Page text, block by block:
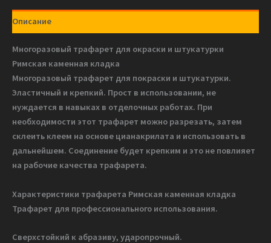
штукатурки
Римская
ПП
3мм
Описание
Многоразовый трафарет для окраски и штукатурки
Римская каменная кладка
Многоразовый трафарет для покраски и штукатурки.
Эластичный и крепкий. Прост в использовании, не
нуждается в навыках в отделочных работах. При
необходимости этот трафарет можно разрезать, затем
склеить клеем на основе цианакрилата и использовать в
дальнейшем. Соединение будет крепким и это не повлияет
на рабочие качества трафарета.
Характеристики трафарета Римская каменная кладка
Трафарет для профессионального использования.
Сверхстойкий к абразиву, ударопрочный.